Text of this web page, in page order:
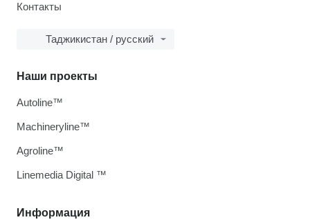
Контакты
Таджикистан / русский
Информация
Наши проекты
Autoline™
Machineryline™
Agroline™
Linemedia Digital ™